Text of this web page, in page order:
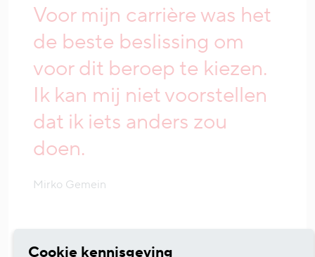
Voor mijn carrière was het
de beste beslissing om
voor dit beroep te kiezen.
Ik kan mij niet voorstellen
dat ik iets anders zou
doen.
Mirko Gemein
Cookie kennisgeving